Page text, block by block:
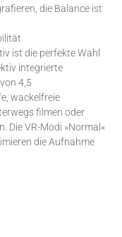
die Balance ist
ist die perfekte Wahl
integrierte
4,5
wackelfreie
filmen oder
Die VR-Modi »Normal«
die Aufnahme